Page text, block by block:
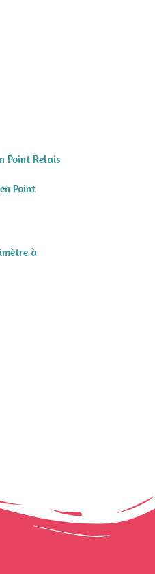
Point Relais
Point
à